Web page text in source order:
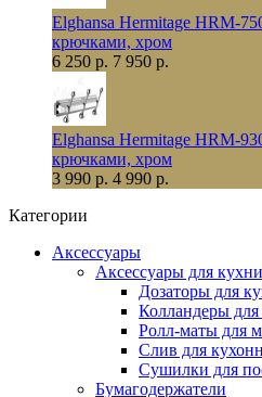
Elghansa Hermitage HRM-
крючками, хром
6 250 р. 7 950 р.
Elghansa Hermitage HRM-
крючками, хром
3 990 р. 4 990 р.
Категории
Аксессуары
Аксессуары для кухни
Дозаторы для
Колландеры
Ролл-маты для
Слив для
Сушилки для
Бумагодержатели